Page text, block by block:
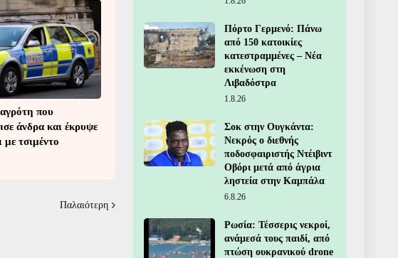
που
άνδρα και έκρυψε
τσιμέντο
Παλαιότερη
Πόρτο Γερμενό: Πάνω
από 150 κατοικίες
κατεστραμμένες – Νέα
εκκένωση στη
Λιβαδόστρα
1.8.26
Σοκ στην Ουγκάντα:
Νεκρός ο διεθνής
ποδοσφαιριστής Ντέιβιντ
Οβόρι μετά από άγρια
ληστεία στην Καμπάλα
6.8.26
Ρωσία: Τέσσερις νεκροί,
ανάμεσά τους παιδί, από
πτώση ουκρανικού drone